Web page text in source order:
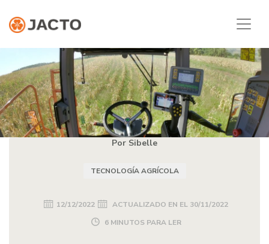
Por Sibelle
TECNOLOGÍA AGRÍCOLA
12/12/2022 ACTUALIZADO EN EL 30/11/2022
6 MINUTOS PARA LER